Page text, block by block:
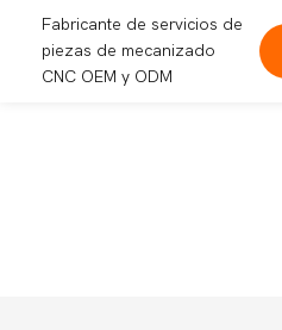
Fabricante de servicios de
piezas de mecanizado
CNC OEM y ODM